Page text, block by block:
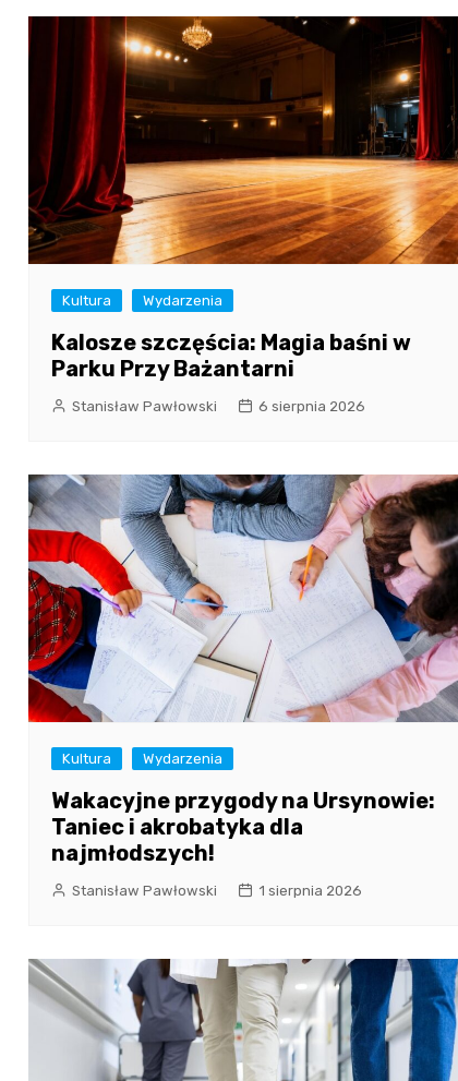
Kultura Wydarzenia
Kalosze szczęścia: Magia baśni w
Parku Przy Bażantarni
Stanisław Pawłowski 6 sierpnia 2026
Kultura Wydarzenia
Wakacyjne przygody na Ursynowie:
Taniec i akrobatyka dla
najmłodszych!
Stanisław Pawłowski 1 sierpnia 2026